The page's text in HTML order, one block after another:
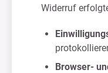
Widerruf
Browser-